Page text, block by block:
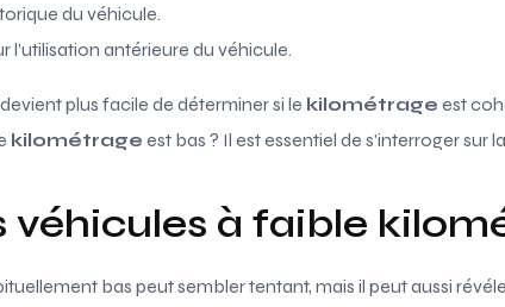
du véhicule.
l’utilisation antérieure du véhicule.
plus facile de déterminer si le kilométrage est
kilométrage est bas ? Il est essentiel de s’interroger sur
véhicules à faible
bas peut sembler tentant, mais il peut aussi